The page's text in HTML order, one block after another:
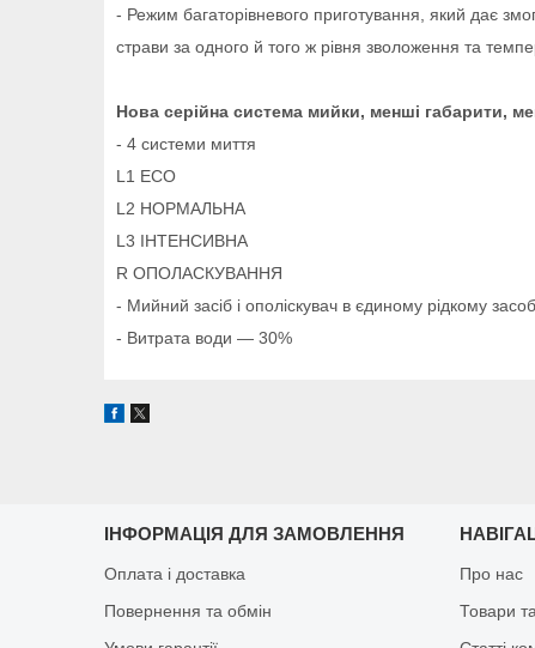
- Режим багаторівневого приготування, який дає
страви за одного й того ж рівня зволоження та
Нова серійна система мийки, менші габарити,
- 4 системи миття
L1 ECO
L2 НОРМАЛЬНА
L3 ІНТЕНСИВНА
R ОПОЛАСКУВАННЯ
- Мийний засіб і ополіскувач в єдиному рідкому
- Витрата води — 30%
ІНФОРМАЦІЯ ДЛЯ ЗАМОВЛЕННЯ
Оплата і доставка
Повернення та обмін
Про нас
Товари